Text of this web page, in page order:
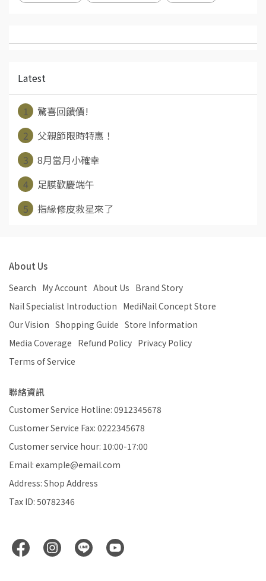
Latest
1
驚喜回饋價!
2
父親節限時特惠！
3
8月當月小確幸
4
足膜歡慶端午
5
指緣修皮救星來了
About Us
Search My Account About Us Brand Story
Nail Specialist Introduction MediNail Concept Store
Our Vision Shopping Guide Store Information
Media Coverage Refund Policy Privacy Policy
Terms of Service
聯絡資訊
Customer Service Hotline: 0912345678
Customer Service Fax: 0222345678
Customer service hour: 10:00-17:00
Email: example@email.com
Address: Shop Address
Tax ID: 50782346